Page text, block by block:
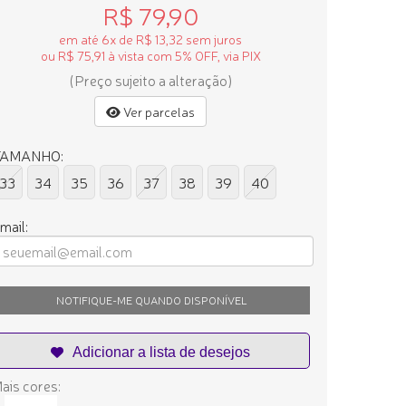
R$ 79,90
em até 6x de R$ 13,32 sem juros
ou R$ 75,91 à vista com 5% OFF, via PIX
(Preço sujeito a alteração)
Ver parcelas
33
34 35 36 37 38 39 40
NOTIFIQUE-ME QUANDO DISPONÍVEL
cores: